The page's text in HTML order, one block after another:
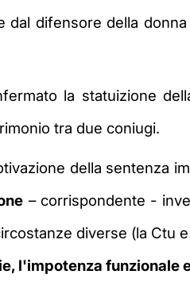
dal difensore della
la statuizione
tra due coniugi.
della sentenza
– corrispondente -
diverse (la Ctu
l'impotenza funzionale